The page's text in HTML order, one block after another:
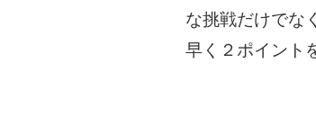
な挑戦だけでな
早く２ポイント